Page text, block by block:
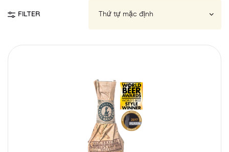
FILTER